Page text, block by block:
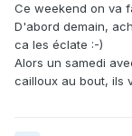
Ce weekend on va
D'abord demain,
ca les éclate :-)
Alors un samedi
cailloux au bout, ils